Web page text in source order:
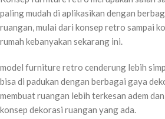
paling mudah di aplikasikan dengan
ruangan, mulai dari konsep retro sampai
rumah kebanyakan sekarang ini.
model furniture retro cenderung lebih
bisa di padukan dengan berbagai gaya
membuat ruangan lebih terkesan adem
konsep dekorasi ruangan yang ada.